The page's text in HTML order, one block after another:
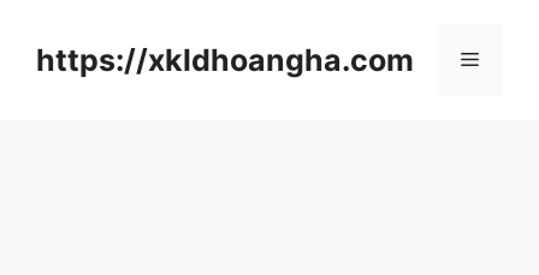
https://xkldhoangha.com 메